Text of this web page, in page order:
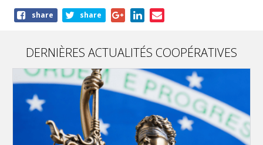
Shareshare share
DERNIÈRES ACTUALITÉS COOPÉRATIVES